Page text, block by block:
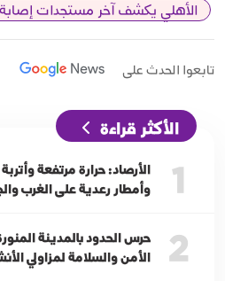
الأهلي يكشف آخر مستجدات
تابعوا الحدث على
الأكثر قراءة
1
الأرصاد: حرارة مرتفعة
وأمطار رعدية على الغرب
2
حرس الحدود بالمدينة
الأمن والسلامة لمزاولي